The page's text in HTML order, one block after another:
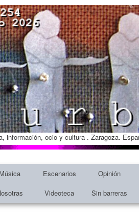
información, ocio y cultura . Zaragoza.
Música Escenarios Opinión
Videoteca Sin barreras